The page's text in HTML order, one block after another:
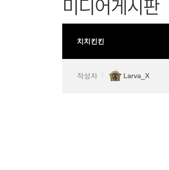
치치킨킨
작성자 Larva_X